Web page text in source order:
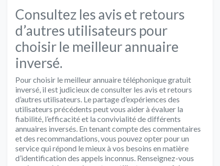
Consultez les avis et retours
d’autres utilisateurs pour
choisir le meilleur annuaire
inversé.
Pour choisir le meilleur annuaire téléphonique gratuit
inversé, il est judicieux de consulter les avis et retours
d’autres utilisateurs. Le partage d’expériences des
utilisateurs précédents peut vous aider à évaluer la
fiabilité, l’efficacité et la convivialité de différents
annuaires inversés. En tenant compte des commentaires
et des recommandations, vous pouvez opter pour un
service qui répond le mieux à vos besoins en matière
d’identification des appels inconnus. Renseignez-vous